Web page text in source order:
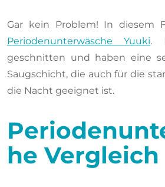
Gar kein Problem! In diesem
Periodenunterwäsche Yuuki.
geschnitten und haben eine
Saugschicht, die auch für die
die Nacht geeignet ist.
he Vergleich